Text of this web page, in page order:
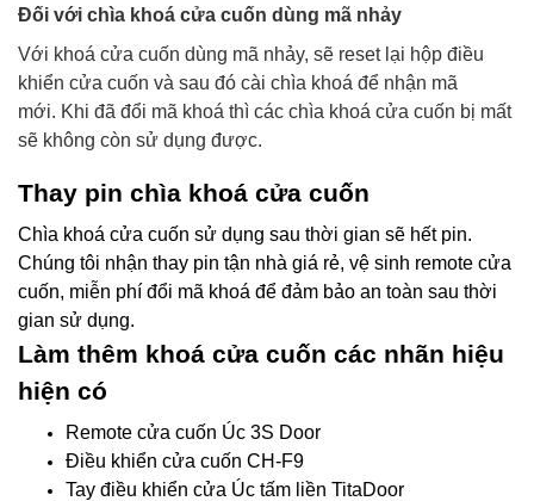
Đối với chìa khoá cửa cuốn dùng mã nhảy
Với khoá cửa cuốn dùng mã nhảy, sẽ reset lại hộp điều
khiển cửa cuốn và sau đó cài chìa khoá để nhận mã
mới. Khi đã đổi mã khoá thì các chìa khoá cửa cuốn bị mất
sẽ không còn sử dụng được.
Thay pin chìa khoá cửa cuốn
Chìa khoá cửa cuốn sử dụng sau thời gian sẽ hết pin.
Chúng tôi nhận thay pin tận nhà giá rẻ, vệ sinh remote cửa
cuốn, miễn phí đổi mã khoá để đảm bảo an toàn sau thời
gian sử dụng.
Làm thêm khoá cửa cuốn các nhãn hiệu
hiện có
Remote cửa cuốn Úc 3S Door
Điều khiển cửa cuốn CH-F9
Tay điều khiển cửa Úc tấm liền TitaDoor